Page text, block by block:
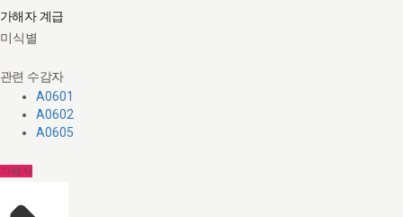
가해자 계급
미식별
관련 수감자
A0601
A0602
A0605
가해자